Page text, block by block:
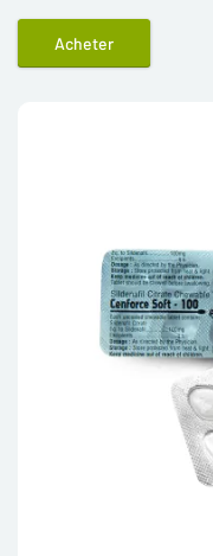
Acheter